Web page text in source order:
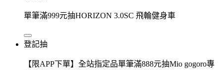
單筆滿999元抽HORIZON 3.0SC 飛輪健身車
登記抽
【限APP下單】全站指定品單筆滿888元抽Mio gogoro專